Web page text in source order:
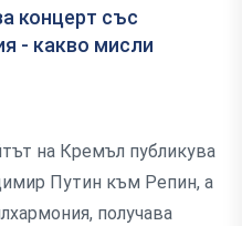
концерт със
- какво мисли
на Кремъл публикува
Путин към Репин, а
получава